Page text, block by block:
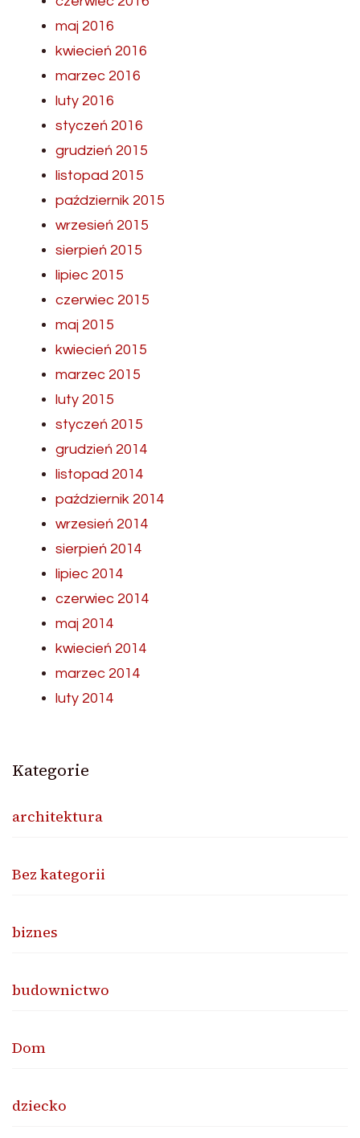
maj 2016
kwiecień 2016
marzec 2016
luty 2016
styczeń 2016
grudzień 2015
listopad 2015
październik 2015
wrzesień 2015
sierpień 2015
lipiec 2015
czerwiec 2015
maj 2015
kwiecień 2015
marzec 2015
luty 2015
styczeń 2015
grudzień 2014
listopad 2014
październik 2014
wrzesień 2014
sierpień 2014
lipiec 2014
czerwiec 2014
maj 2014
kwiecień 2014
marzec 2014
luty 2014
Kategorie
architektura
Bez kategorii
biznes
budownictwo
Dom
dziecko